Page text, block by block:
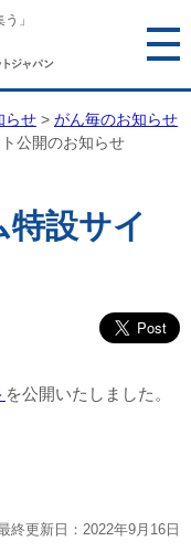
う」
らせ > がん毎のお知らせ
公開のお知らせ
設サイ
を公開いたしました。
更新日：2022年9月16日